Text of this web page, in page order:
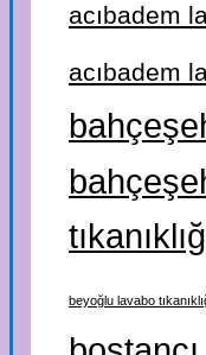
acıbadem
acıbadem
beyoğlu lavabo